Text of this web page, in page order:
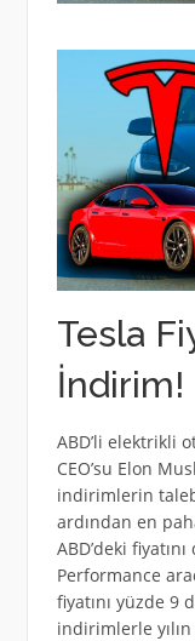
Tesla
İndirim!
ABD’li elektrikli
CEO’su Elon
indirimlerin talebi
ardından en
ABD’deki
Performance
fiyatını yüzde 9
indirimlerle